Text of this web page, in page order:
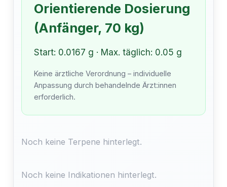
Orientierende Dosierung
(Anfänger, 70 kg)
Start: 0.0167 g · Max. täglich: 0.05 g
Keine ärztliche Verordnung – individuelle
Anpassung durch behandelnde Ärzt:innen
erforderlich.
Noch keine Terpene hinterlegt.
Noch keine Indikationen hinterlegt.